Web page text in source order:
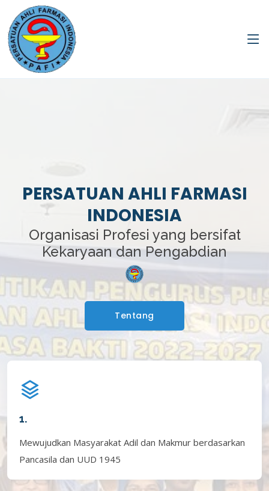
PERSATUAN AHLI FARMASI
INDONESIA
Organisasi Profesi yang bersifat
Kekaryaan dan Pengabdian
Tentang
1.
Mewujudkan Masyarakat Adil dan Makmur berdasarkan
Pancasila dan UUD 1945